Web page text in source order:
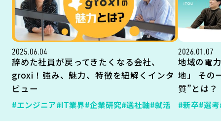
2025.06.04
辞めた社員が戻ってきたくなる会社、
groxi！強み、魅力、特徴を紐解くインタ
ビュー
#エンジニア#IT業界#企業研究#選社軸#就活
2026.01.07
地域の電
地」 その
質”とは？
#新卒#選考